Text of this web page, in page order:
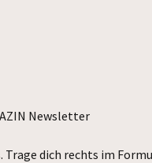
Newsletter
Trage dich rechts im